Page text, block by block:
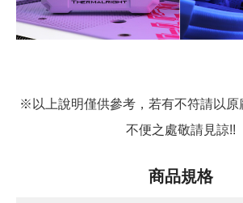
※以上說明僅供參考，若有不符請以原
不便之處敬請見諒!!
商品規格